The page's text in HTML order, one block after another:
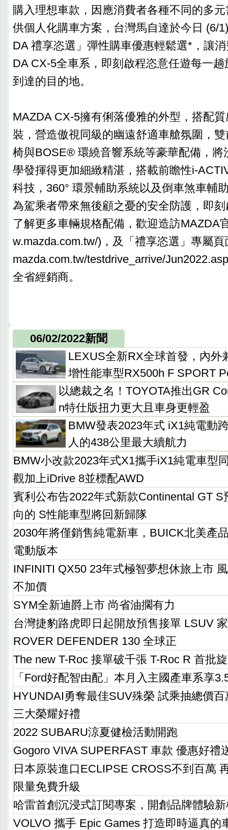
購入理想車款，因應消費者各種不同的多
供個人化購車方案，台灣馬自達於今日 (6/
DA 禮享恣選」彈性購車優惠輕鬆選*，讓
DA CX-5全車系，即刻啟程恣意任遊每一
到達的目的地。
MAZDA CX-5擁有俐落優雅的外型，搭配
裝，營造傲視同級的幽遠舒適車艙氛圍，
椅與BOSE® 環繞音響系統等豪華配備，將
學發揮得更加細緻精湛，搭載前瞻性i-
科技，360° 環景輔助系統以及倒車煞車輔
為駕乘者帶來無後顧之憂的安全防護，即
了解更多車輛規格配備，歡迎造訪MAZDA
w.mazda.com.tw/)，及「禮享恣選」專屬
mazda.com.tw/testdrive_arrive/
全省經銷商。
06/02/2022新聞
LEXUS全新RX全球首發，內外
增性能車型RX500h F SPORT
以總裁之名！TOYOTA推出GR
n特仕版扭力更大且車身更輕盈
BMW發表2023年式 iX1純電動
人的438公里最大續航力
BMW小改款2023年式X1攜手iX1純電車型
觀加上iDrive 8並標配AWD
賓利公布告2022年式新款Continental GT
向的 S性能車型將回新歸隊
2030年將僅銷售純電新車，BUICK北美產
電動版本
INFINITI QX50 23年式極智夢想休旅上市
不加價
SYM全新迪爵上市 尚省油擱有力
台灣捷豹路虎即日起開放預售接單 LSUV
ROVER DEFENDER 130 全球正
The new T-Roc 接單破千張 T-Roc R 首批
「Ford好配智由配」本月入主國產車系享
HYUNDAI勇奪最佳SUV殊榮 試乘抽總價
三大榮耀好禮
2022 SUBARU涼夏健檢活動開跑
Gogoro VIVA SUPERFAST 車款 優惠好禮
日本原裝進口ECLIPSE CROSS不到百萬
限量免費升級
哈雷首創沉浸式訂閱專案，開創品牌體驗
VOLVO 攜手 Epic Games 打造即時逼真的